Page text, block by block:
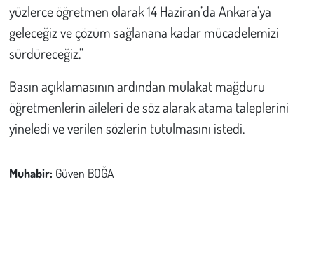
yüzlerce öğretmen olarak 14 Haziran’da Ankara’ya
geleceğiz ve çözüm sağlanana kadar mücadelemizi
sürdüreceğiz.”
Basın açıklamasının ardından mülakat mağduru
öğretmenlerin aileleri de söz alarak atama taleplerini
yineledi ve verilen sözlerin tutulmasını istedi.
Muhabir: Güven BOĞA